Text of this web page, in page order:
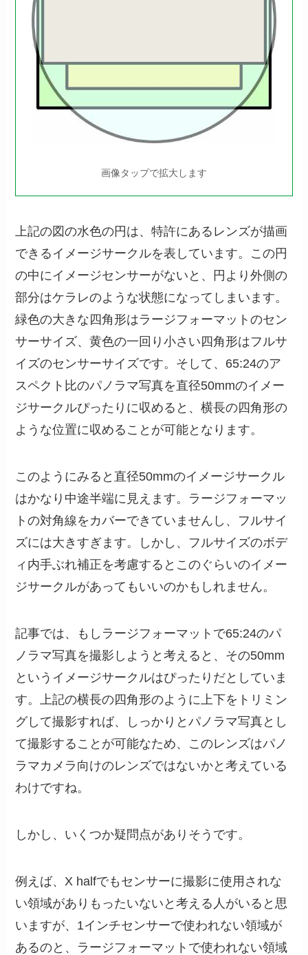
画像タップで拡大します
上記の図の水色の円は、特許にあるレンズが描画
できるイメージサークルを表しています。この円
の中にイメージセンサーがないと、円より外側の
部分はケラレのような状態になってしまいます。
緑色の大きな四角形はラージフォーマットのセン
サーサイズ、黄色の一回り小さい四角形はフルサ
イズのセンサーサイズです。そして、65:24のア
スペクト比のパノラマ写真を直径50mmのイメー
ジサークルぴったりに収めると、横長の四角形の
ような位置に収めることが可能となります。
このようにみると直径50mmのイメージサークル
はかなり中途半端に見えます。ラージフォーマッ
トの対角線をカバーできていませんし、フルサイ
ズには大きすぎます。しかし、フルサイズのボデ
ィ内手ぶれ補正を考慮するとこのぐらいのイメー
ジサークルがあってもいいのかもしれません。
記事では、もしラージフォーマットで65:24のパ
ノラマ写真を撮影しようと考えると、その50mm
というイメージサークルはぴったりだとしていま
す。上記の横長の四角形のように上下をトリミン
グして撮影すれば、しっかりとパノラマ写真とし
て撮影することが可能なため、このレンズはパノ
ラマカメラ向けのレンズではないかと考えている
わけですね。
しかし、いくつか疑問点がありそうです。
例えば、X halfでもセンサーに撮影に使用されな
い領域がありもったいないと考える人がいると思
いますが、1インチセンサーで使われない領域が
あるのと、ラージフォーマットで使われない領域